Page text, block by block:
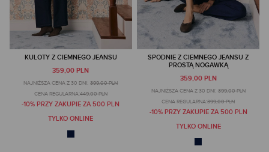
KULOTY Z CIEMNEGO JEANSU
359,00 PLN
NAJNIŻSZA CENA Z 30 DNI: 399,00 PLN
CENA REGULARNA:449,00 PLN
-10% PRZY ZAKUPIE ZA 500 PLN
TYLKO ONLINE
SPODNIE Z CIEMNEGO JEANSU Z
PROSTĄ NOGAWKĄ
359,00 PLN
NAJNIŻSZA CENA Z 30 DNI: 399,00 PLN
CENA REGULARNA:399,00 PLN
-10% PRZY ZAKUPIE ZA 500 PLN
TYLKO ONLINE